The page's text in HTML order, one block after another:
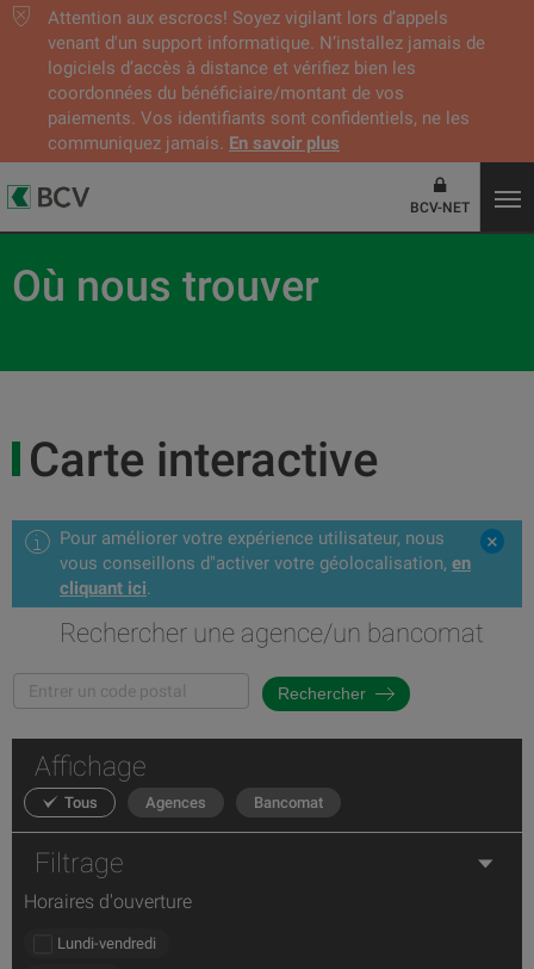
Attention aux escrocs! Soyez vigilant lors d’appels
venant d'un support informatique. N’installez jamais de
logiciels d’accès à distance et vérifiez bien les
coordonnées du bénéficiaire/montant de vos
paiements. Vos identifiants sont confidentiels, ne les
communiquez jamais. En savoir plus
BCV-NET
Où nous trouver
Carte interactive
Pour améliorer votre expérience utilisateur, nous
vous conseillons d"activer votre géolocalisation, en
cliquant ici.
Rechercher une agence/un bancomat
Rechercher
Affichage
Tous Agences Bancomat
Filtrage
Horaires d'ouverture
Lundi-vendredi